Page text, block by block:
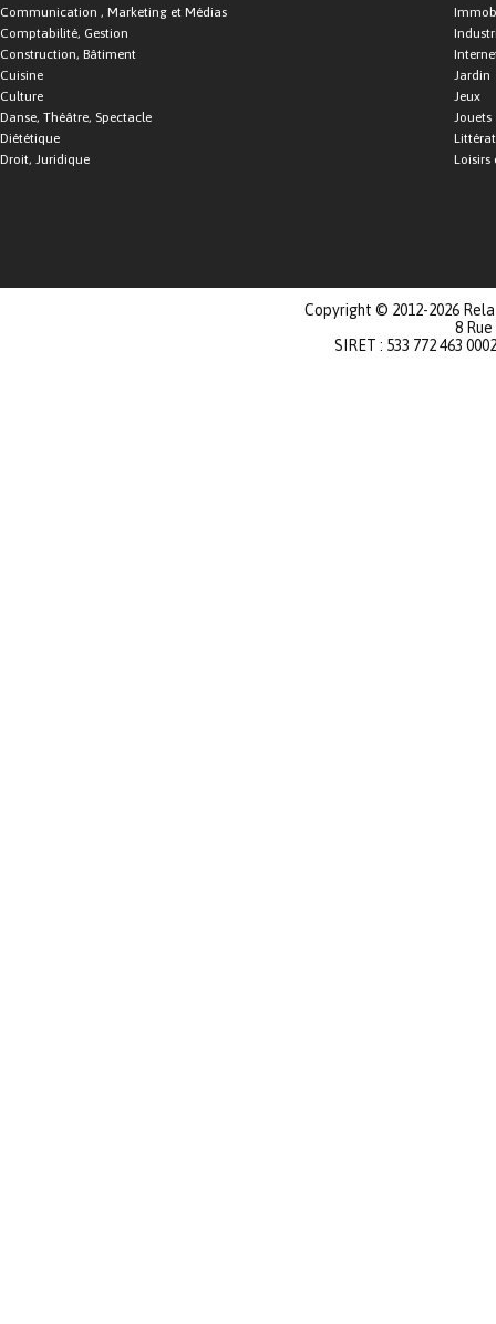
Communication , Marketing et Médias
Comptabilité, Gestion
Construction, Bâtiment
Cuisine
Culture
Danse, Théâtre, Spectacle
Diététique
Droit, Juridique
Jardin
Jeux
Jouets
Loisirs
Copyright © 2012-2026
8
SIRET : 533 772 463